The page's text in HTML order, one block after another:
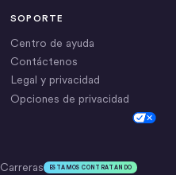
Carreras ESTAMOS CONTRATANDO
SOPORTE
Centro de ayuda
Contáctenos
Legal y privacidad
Opciones de privacidad